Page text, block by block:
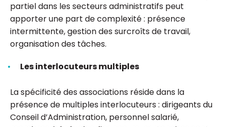
partiel dans les secteurs administratifs peut
apporter une part de complexité : présence
intermittente, gestion des surcroîts de travail,
organisation des tâches.
Les interlocuteurs multiples
La spécificité des associations réside dans la
présence de multiples interlocuteurs : dirigeants du
Conseil d’Administration, personnel salarié,